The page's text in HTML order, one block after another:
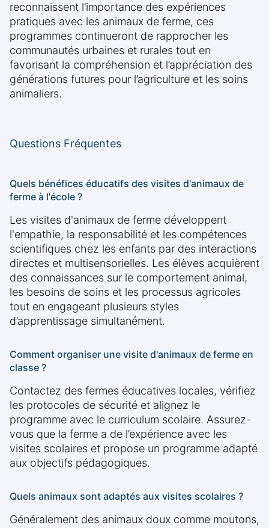
reconnaissent l’importance des expériences
pratiques avec les animaux de ferme, ces
programmes continueront de rapprocher les
communautés urbaines et rurales tout en
favorisant la compréhension et l’appréciation des
générations futures pour l’agriculture et les soins
animaliers.
Questions Fréquentes
Quels bénéfices éducatifs des visites d'animaux de
ferme à l'école ?
Les visites d'animaux de ferme développent
l'empathie, la responsabilité et les compétences
scientifiques chez les enfants par des interactions
directes et multisensorielles. Les élèves acquièrent
des connaissances sur le comportement animal,
les besoins de soins et les processus agricoles
tout en engageant plusieurs styles
d’apprentissage simultanément.
Comment organiser une visite d'animaux de ferme en
classe ?
Contactez des fermes éducatives locales, vérifiez
les protocoles de sécurité et alignez le
programme avec le curriculum scolaire. Assurez-
vous que la ferme a de l’expérience avec les
visites scolaires et propose un programme adapté
aux objectifs pédagogiques.
Quels animaux sont adaptés aux visites scolaires ?
Généralement des animaux doux comme moutons,